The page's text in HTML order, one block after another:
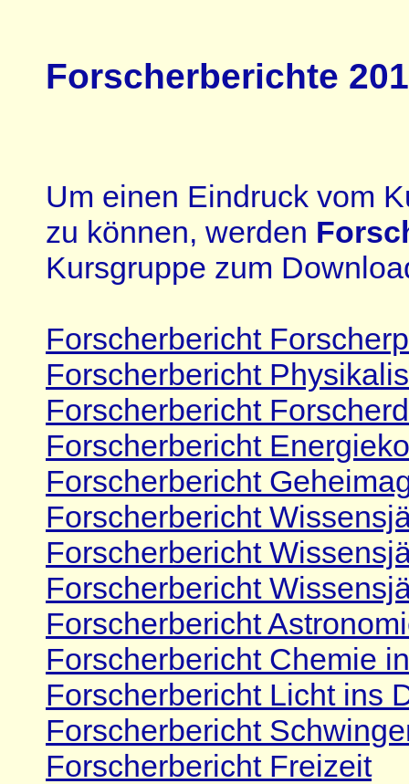
Forscherberichte
Um einen Eindruck vom
zu können, werden
Kursgruppe zum
Forscherbericht
Forscherbericht
Forscherbericht
Forscherbericht
Forscherbericht
Forscherbericht
Forscherbericht
Forscherbericht
Forscherbericht
Forscherbericht Chemie
Forscherbericht Licht ins
Forscherbericht
Forscherbericht Freizeit